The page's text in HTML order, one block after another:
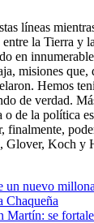
líneas
la Tierra y
en
misiones
Hemos
de verdad.
o de la política
finalmente,
Glover, Koch y
un nuevo
Chaqueña
Martín: se